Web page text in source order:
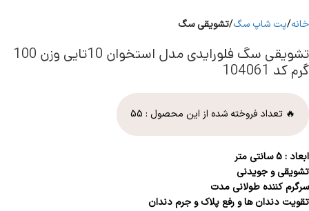
خانه پت شاپ سگ تشویقی سگ
تشویقی سگ فلورایدی مدل استخوان 10تایی وزن 100
گرم کد 104061
🔥 تعداد فروخته شده از این محصول : 55
ابعاد : 5 سانتی متر
تشویقی و جویدنی
سرگرم کننده طولانی مدت
تقویت دندان ها و رفع پلاک و جرم دندان